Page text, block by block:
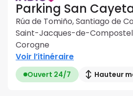
Parking San
Rúa de Tomiño, Santiago de
Saint-Jacques-de-
Corogne
Voir l’itinéraire
Ouvert 24/7 Hauteur